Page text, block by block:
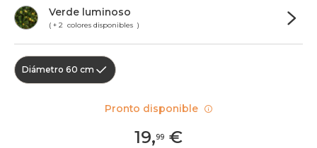
Verde luminoso
( + 2 colores disponibles )
Diámetro 60 cm
19,99 €